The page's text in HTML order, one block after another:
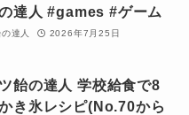
達人 #games #ゲーム
達人 2026年7月25日
飴の達人 学校給食で8
き氷レシピ(No.70から